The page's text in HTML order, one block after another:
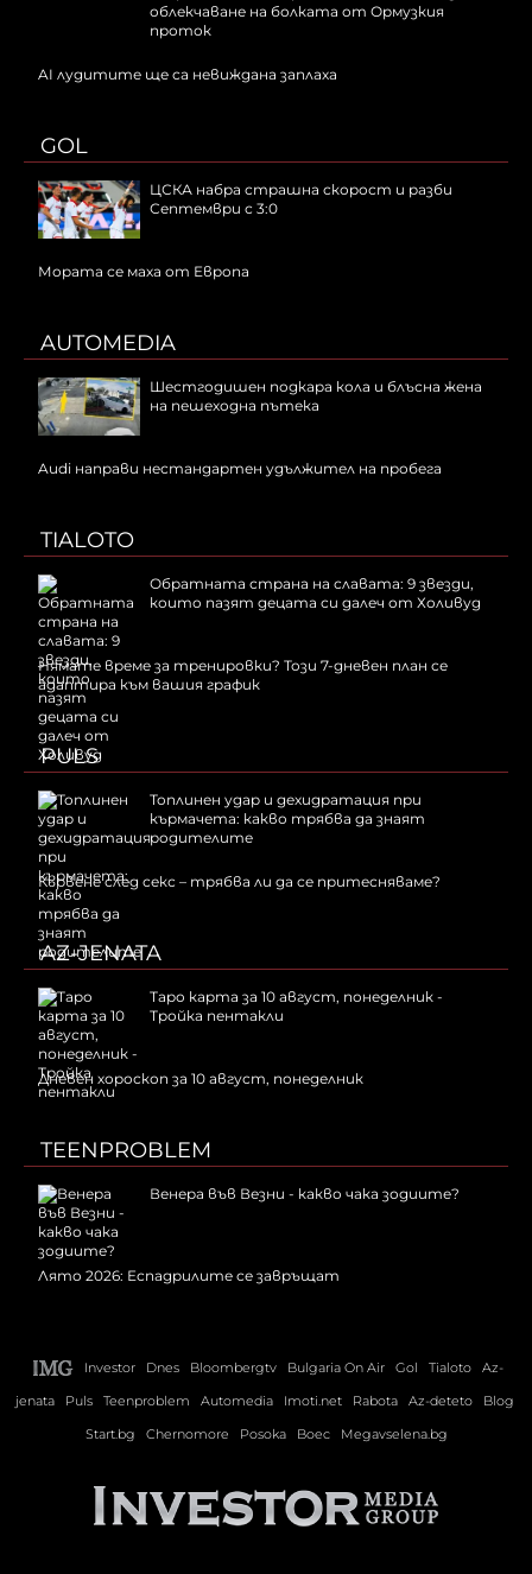
облекчаване на болката от Ормузкия
проток
AI лудитите ще са невижданa заплаха
GOL
ЦСКА набра страшна скорост и разби
Септември с 3:0
Мората се маха от Европа
AUTOMEDIA
Шестгодишен подкара кола и блъсна жена
на пешеходна пътека
Audi направи нестандартен удължител на пробега
TIALOTO
Обратната страна на славата: 9 звезди,
които пазят децата си далеч от Холивуд
Нямате време за тренировки? Този 7-дневен план се
адаптира към вашия график
PULS
Топлинен удар и дехидратация при
кърмачета: какво трябва да знаят
родителите
Кървене след секс – трябва ли да се притесняваме?
AZ-JENATA
Таро карта за 10 август, понеделник -
Тройка пентакли
Дневен хороскоп за 10 август, понеделник
TEENPROBLEM
Венера във Везни - какво чака зодиите?
Лято 2026: Еспадрилите се завръщат
Investor Dnes Bloombergtv Bulgaria On Air Gol Tialoto
Az-
jenata
Puls Teenproblem Automedia Imoti.net Rabota Az-deteto
Blog
Start.bg
Chernomore Posoka Boec Megavselena.bg